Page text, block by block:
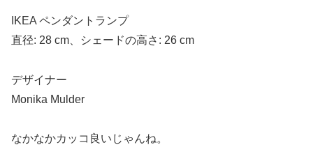
IKEA ペンダントランプ
直径: 28 cm、シェードの高さ: 26 cm
デザイナー
Monika Mulder
なかなかカッコ良いじゃんね。